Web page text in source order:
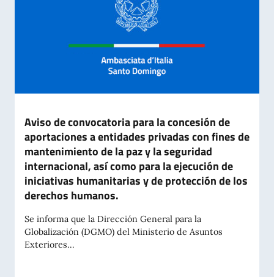
Aviso de convocatoria para la concesión de
aportaciones a entidades privadas con fines de
mantenimiento de la paz y la seguridad
internacional, así como para la ejecución de
iniciativas humanitarias y de protección de los
derechos humanos.
Se informa que la Dirección General para la
Globalización (DGMO) del Ministerio de Asuntos
Exteriores...